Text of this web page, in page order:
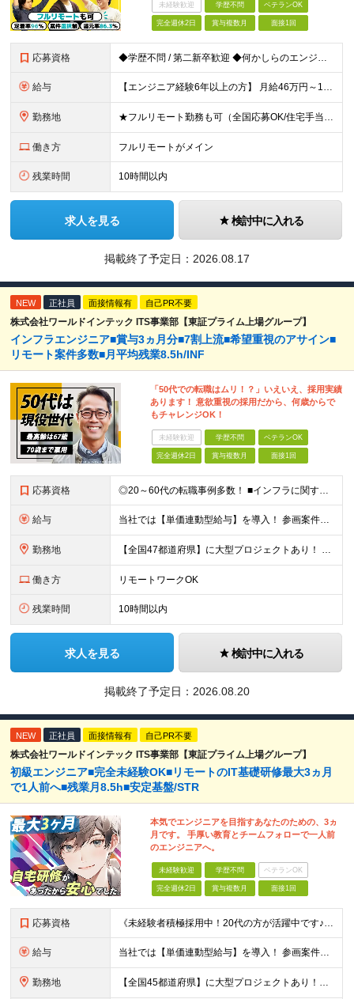
未経験歓迎 学歴不問 ベテランOK
完全週休2日 賞与複数月 面接1回
応募資格 ◆学歴不問 / 第二新卒歓迎 ◆何かしらのエンジニア経験をお持ちの方 （言語・期間・フェーズ不問） 経験浅めの方も遠慮なくご応募ください！ ■入社前Q＆A ────── ◎実力に見合った報酬が手に
給与 【エンジニア経験6年以上の方】 月給46万円～100万円（固定残業代含む） ※上記月給には月30時間分の固定残業代（月8万7,400円～月19万円）を含む。超過分は全額支給。 【エンジニア経験4年以
勤務地 ★フルリモート勤務も可（全国応募OK/住宅手当を支給します） ※案件によって常駐が必要になる場合があります。 ※希望がない限り、転勤はありません ※U・Iターン歓迎 ★ルトラの社員は全国各地で活躍中
働き方 フルリモートがメイン
残業時間 10時間以内
求人を見る 検討中に入れる
掲載終了予定日： 2026.08.17
NEW 正社員 面接情報有 自己PR不要
株式会社ワールドインテック ITS事業部【東証プライム上場グループ】
インフラエンジニア■賞与3ヵ月分■7割上流■希望重視のアサイン■
リモート案件多数■月平均残業8.5h/INF
「50代での転職はムリ！？」いえいえ、採用実績
あります！ 意欲重視の採用だから、何歳からで
もチャレンジOK！
未経験歓迎 学歴不問 ベテランOK
完全週休2日 賞与複数月 面接1回
応募資格 ◎20～60代の転職事例多数！ ■インフラに関する何らかのご経験 ■学歴不問/転職回数は一切不問！
給与 当社では【単価連動型給与】を導入！ 参画案件の契約単価に連動して給与が決定。 還元率は単価の【70％～80％】と東証プライム上場グループとして高水準です！（社会保険料・教育コスト含む） ■関東：月給
勤務地 【全国47都道府県】に大型プロジェクトあり！ 主要勤務地： 北海道/宮城県/栃木県/埼玉県/千葉県/東京都/神奈川県/愛知県/大阪府/京都府/兵庫県/広島県/福岡県/熊本県 ※勤務エリアは、あなたの
働き方 リモートワークOK
残業時間 10時間以内
求人を見る 検討中に入れる
掲載終了予定日： 2026.08.20
NEW 正社員 面接情報有 自己PR不要
株式会社ワールドインテック ITS事業部【東証プライム上場グループ】
初級エンジニア■完全未経験OK■リモートのIT基礎研修最大3ヵ月
で1人前へ■残業月8.5h■安定基盤/STR
本気でエンジニアを目指すあなたのための、3ヵ
月です。 手厚い教育とチームフォローで一人前
のエンジニアへ。
未経験歓迎 学歴不問 ベテランOK
完全週休2日 賞与複数月 面接1回
応募資格 《未経験者積極採用中！20代の方が活躍中です♪》 ◎約4割が実務未経験入社！ ■学歴・職歴は一切問いません！ ■第二新卒の方もお気軽にご相談ください♪ ■入社してから数年は、転勤の可能性があります
給与 当社では【単価連動型給与】を導入！ 参画案件の契約単価に連動して給与が決定。 還元率は単価の【70％～80％】と東証プライム上場グループとして高水準です！（社会保険料・教育コスト含む） ■関東：月給
勤務地 【全国45都道府県】に大型プロジェクトあり！※ 四国・沖縄を除く 主要勤務地： 北海道/宮城県/栃木県/埼玉県/千葉県/東京都/神奈川県/愛知県/大阪府/京都府/兵庫県/広島県/福岡県/熊本県 ※勤